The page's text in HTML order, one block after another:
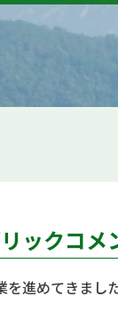
ックコメ
進めてきました